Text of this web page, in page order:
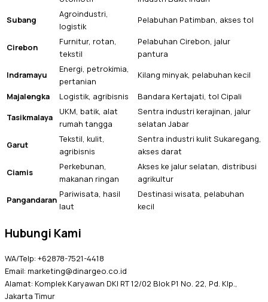
Subang
Agroindustri,
logistik
Pelabuhan Patimban, akses tol
Cirebon
Furnitur, rotan,
tekstil
Pelabuhan Cirebon, jalur
pantura
Indramayu
Energi, petrokimia,
pertanian
Kilang minyak, pelabuhan kecil
Majalengka
Logistik, agribisnis
Bandara Kertajati, tol Cipali
Tasikmalaya
UKM, batik, alat
rumah tangga
Sentra industri kerajinan, jalur
selatan Jabar
Garut
Tekstil, kulit,
agribisnis
Sentra industri kulit Sukaregang,
akses darat
Ciamis
Perkebunan,
makanan ringan
Akses ke jalur selatan, distribusi
agrikultur
Pangandaran
Pariwisata, hasil
laut
Destinasi wisata, pelabuhan
kecil
Hubungi Kami
WA/Telp: +62878-7521-4418
Email: marketing@dinargeo.co.id
Alamat: Komplek Karyawan DKI RT 12/02 Blok P1 No. 22, Pd. Klp.,
Jakarta Timur